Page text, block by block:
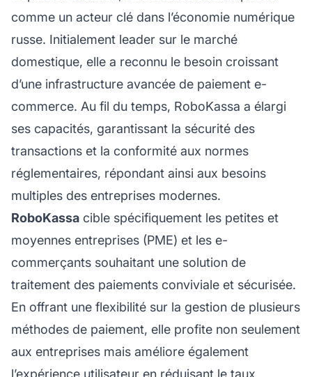
comme un acteur clé dans l’économie numérique
russe. Initialement leader sur le marché
domestique, elle a reconnu le besoin croissant
d’une infrastructure avancée de paiement e-
commerce. Au fil du temps, RoboKassa a élargi
ses capacités, garantissant la sécurité des
transactions et la conformité aux normes
réglementaires, répondant ainsi aux besoins
multiples des entreprises modernes.
RoboKassa cible spécifiquement les petites et
moyennes entreprises (PME) et les e-
commerçants souhaitant une solution de
traitement des paiements conviviale et sécurisée.
En offrant une flexibilité sur la gestion de plusieurs
méthodes de paiement, elle profite non seulement
aux entreprises mais améliore également
l’expérience utilisateur en réduisant le taux